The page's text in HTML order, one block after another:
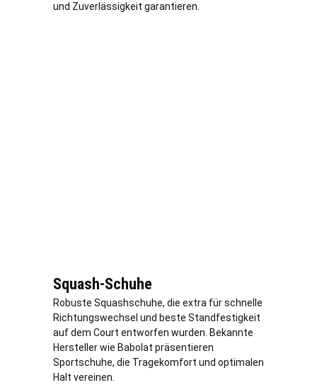
und Zuverlässigkeit garantieren.
Squash-Schuhe
Robuste Squashschuhe, die extra für schnelle
Richtungswechsel und beste Standfestigkeit
auf dem Court entworfen wurden. Bekannte
Hersteller wie Babolat präsentieren
Sportschuhe, die Tragekomfort und optimalen
Halt vereinen.